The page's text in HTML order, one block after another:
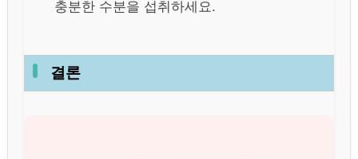
충분한 수분을 섭취하세요.
결론